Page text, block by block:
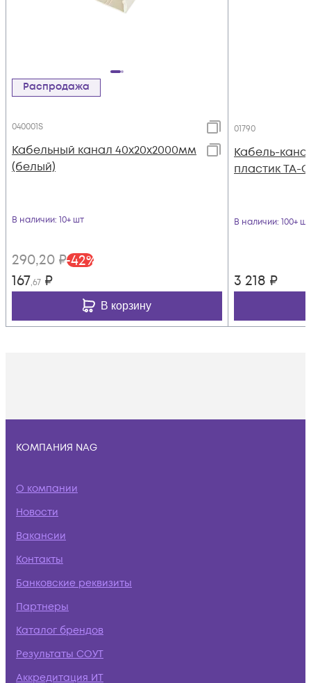
Распродажа
040001S
Кабельный канал 40х20х2000мм
(белый)
В наличии: 10+ шт
290,20 ₽-42%
167,67 ₽
В корзину
01790
Кабель-
пластик TA-
В наличии: 100+ шт
3 218 ₽
КОМПАНИЯ NAG
О компании
Новости
Вакансии
Контакты
Банковские реквизиты
Партнеры
Каталог брендов
Результаты СОУТ
Аккредитация ИТ